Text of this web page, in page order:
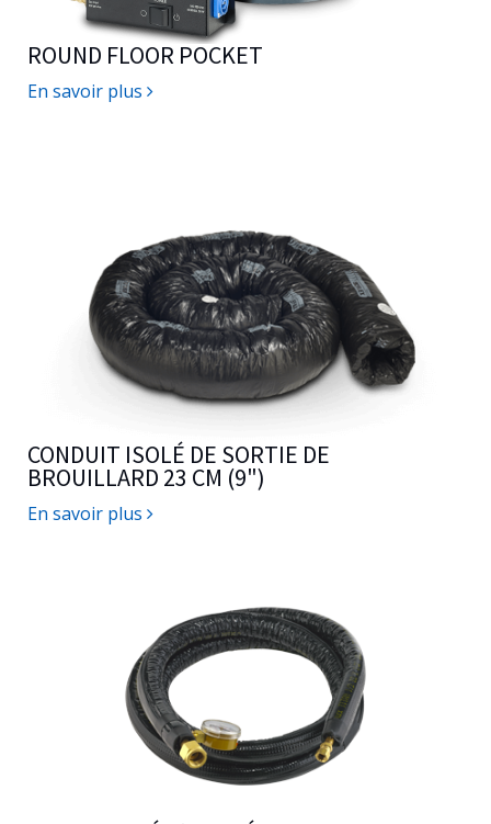
ROUND FLOOR POCKET
En savoir plus
CONDUIT ISOLÉ DE SORTIE DE
BROUILLARD 23 CM (9")
En savoir plus